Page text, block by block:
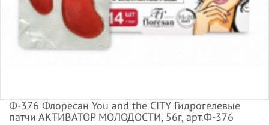
Ф-376 Флоресан You and the CITY Гидрогелевые
патчи АКТИВАТОР МОЛОДОСТИ, 56г, арт.Ф-376